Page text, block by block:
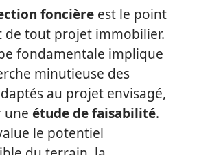
foncière est le point
de tout projet immobilier.
fondamentale implique
minutieuse des
au projet envisagé,
une étude de faisabilité.
le potentiel